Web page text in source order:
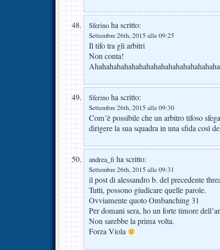
Sferino ha scritto:
Settembre 26th, 2015 alle 09:25
Il tifo tra gli arbitri
Non conta!
Ahahahahahahahahahahahahahahahahaha
Sferino ha scritto:
Settembre 26th, 2015 alle 09:30
Com’è possibile che un arbitro tifoso
dirigere la sua squadra in una sfida così
andrea_fi ha scritto:
Settembre 26th, 2015 alle 09:31
il post di alessandro b. del precedente
Tutti, possono giudicare quelle parole.
Ovviamente quoto Ombanching 31
Per domani sera, ho un forte timore
Non sarebbe la prima volta.
Forza Viola